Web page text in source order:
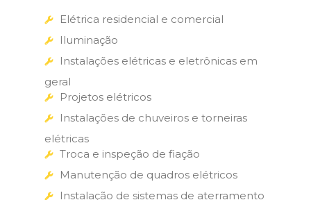
Elétrica residencial e comercial
Iluminação
Instalações elétricas e eletrônicas em
geral
Projetos elétricos
Instalações de chuveiros e torneiras
elétricas
Troca e inspeção de fiação
Manutenção de quadros elétricos
Instalação de sistemas de aterramento